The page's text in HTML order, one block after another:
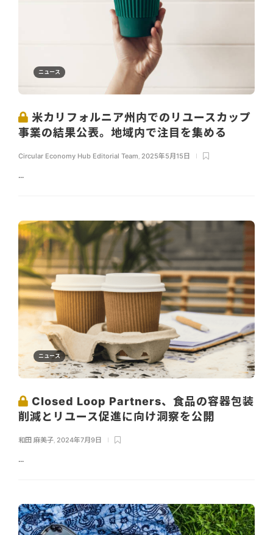
ニュース
米カリフォルニア州内でのリユースカップ
事業の結果公表。地域内で注目を集める
Circular Economy Hub Editorial Team 2025年5月15日
...
ニュース
Closed Loop Partners、食品の容器包装
削減とリユース促進に向け洞察を公開
和田 麻美子 2024年7月9日
...